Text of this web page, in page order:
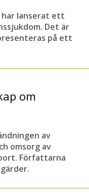
har lanserat ett
Det är
på ett
om
av
omsorg av
Författarna